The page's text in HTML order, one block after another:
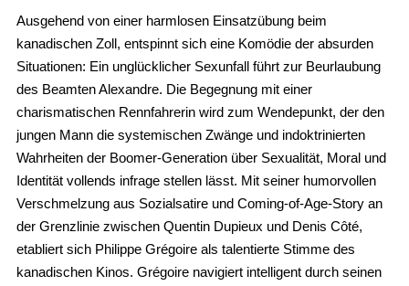
Ausgehend von einer harmlosen Einsatzübung beim
kanadischen Zoll, entspinnt sich eine Komödie der absurden
Situationen: Ein unglücklicher Sexunfall führt zur Beurlaubung
des Beamten Alexandre. Die Begegnung mit einer
charismatischen Rennfahrerin wird zum Wendepunkt, der den
jungen Mann die systemischen Zwänge und indoktrinierten
Wahrheiten der Boomer-Generation über Sexualität, Moral und
Identität vollends infrage stellen lässt. Mit seiner humorvollen
Verschmelzung aus Sozialsatire und Coming-of-Age-Story an
der Grenzlinie zwischen Quentin Dupieux und Denis Côté,
etabliert sich Philippe Grégoire als talentierte Stimme des
kanadischen Kinos. Grégoire navigiert intelligent durch seinen